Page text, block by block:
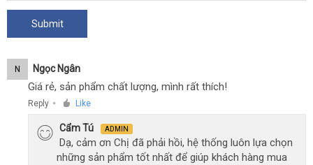
N Ngọc Ngân
Giá rẻ, sản phẩm chất lượng, mình rất thích!
Reply ● Like
Cẩm Tú ADMIN
Dạ, cảm ơn Chị đã phải hồi, hệ thống luôn lựa chọn
những sản phẩm tốt nhất để giúp khách hàng mua